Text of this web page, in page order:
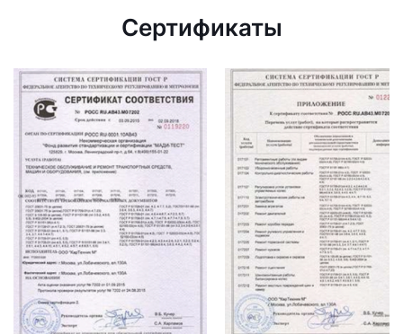
Сертификаты